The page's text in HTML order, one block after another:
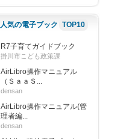
人気の電子ブック TOP10
R7子育てガイドブック
掛川市こども政策課
AirLibro操作マニュアル
（ＳａａＳ...
densan
AirLibro操作マニュアル(管
理者編...
densan